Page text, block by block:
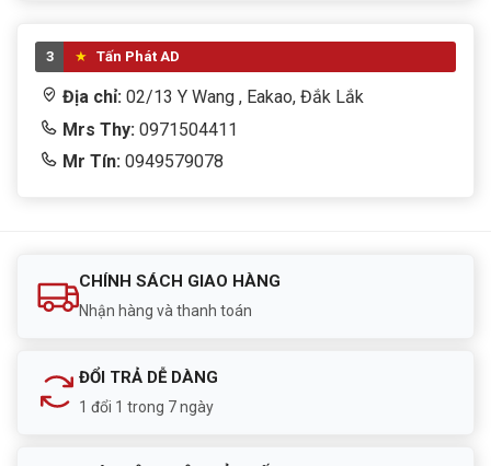
3 Tấn Phát AD
Địa chỉ: 02/13 Y Wang , Eakao, Đắk Lắk
Mrs Thy: 0971504411
Mr Tín: 0949579078
CHÍNH SÁCH GIAO HÀNG
Nhận hàng và thanh toán
ĐỔI TRẢ DỄ DÀNG
1 đổi 1 trong 7 ngày